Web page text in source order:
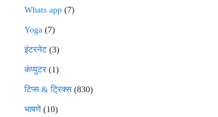
Whats app (7)
Yoga (7)
इंटरनेट(3)
कंप्युटर (1)
टिप्स & ट्रिक्स(830)
भाषणे(10)